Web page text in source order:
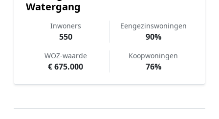
Watergang
Inwoners
550
Eengezinswoningen
90%
WOZ-waarde
€ 675.000
Koopwoningen
76%